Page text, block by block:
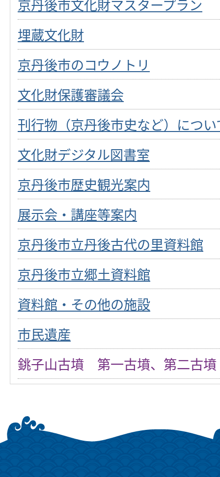
京丹後市文化財マスタープラン
埋蔵文化財
京丹後市のコウノトリ
文化財保護審議会
刊行物（京丹後市史など）につい
文化財デジタル図書室
京丹後市歴史観光案内
展示会・講座等案内
京丹後市立丹後古代の里資料館
京丹後市立郷土資料館
資料館・その他の施設
市民遺産
銚子山古墳 第一古墳、第二古墳